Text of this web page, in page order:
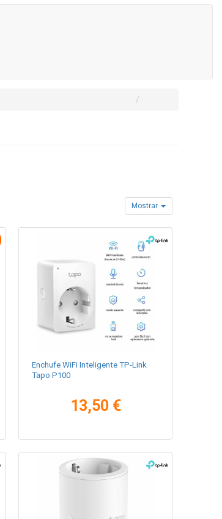
Mostrar
Enchufe WiFi Inteligente TP-Link
Tapo P100
13,50 €